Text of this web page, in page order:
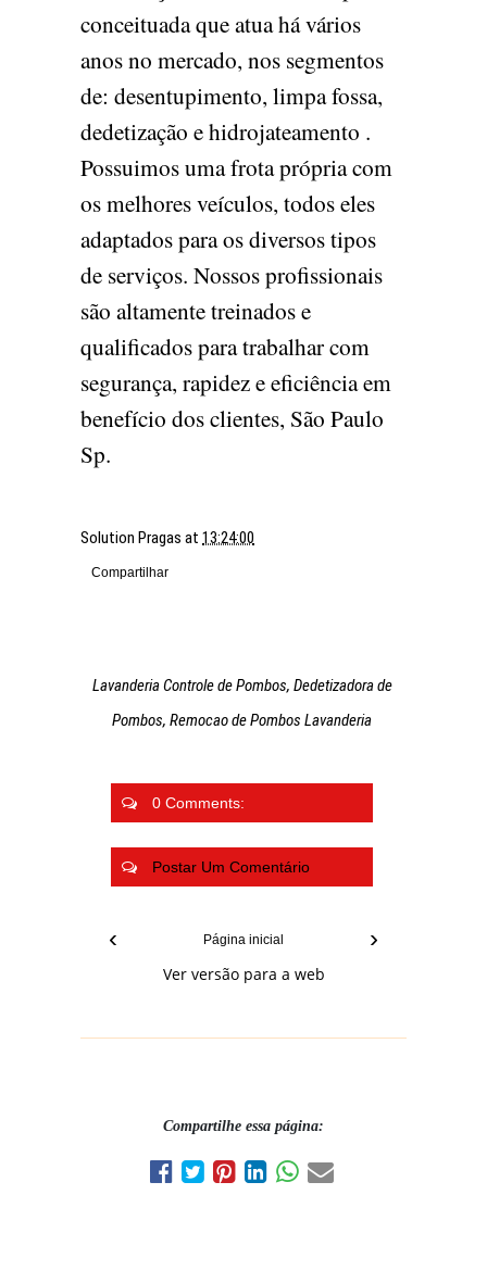
conceituada que atua há vários
anos no mercado, nos segmentos
de: desentupimento, limpa fossa,
dedetização e hidrojateamento .
Possuimos uma frota própria com
os melhores veículos, todos eles
adaptados para os diversos tipos
de serviços. Nossos profissionais
são altamente treinados e
qualificados para trabalhar com
segurança, rapidez e eficiência em
benefício dos clientes, São Paulo
Sp.
Solution Pragas at 13:24:00
Compartilhar
Lavanderia Controle de Pombos, Dedetizadora de
Pombos, Remocao de Pombos Lavanderia
0 Comments:
Postar Um Comentário
‹ ›
Página inicial
Ver versão para a web
Compartilhe essa página: